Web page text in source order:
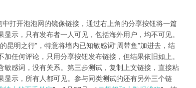
打开泡泡网的镜像链接，通过右上角的分享按钮将一篇
显示，只有发布者一人可见，包括海外用户，均不可见。
昆明之行”，特意将墙内已知敏感词“周带鱼”加进去，结
任何评论，只用分享按钮发布链接，但结果依旧如上。
感词，没有关系。第三步测试，复制上文链接，直接粘
示，所有人都可见。参与同类测试的还有另外三个链